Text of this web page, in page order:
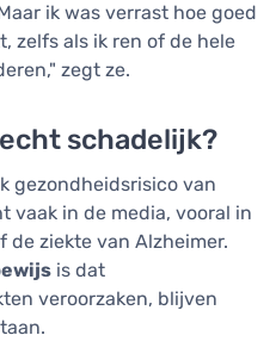
ik was verrast hoe goed
zelfs als ik ren of de hele
zegt ze.
schadelijk?
gezondheidsrisico van
in de media, vooral in
ziekte van Alzheimer.
is dat
veroorzaken, blijven